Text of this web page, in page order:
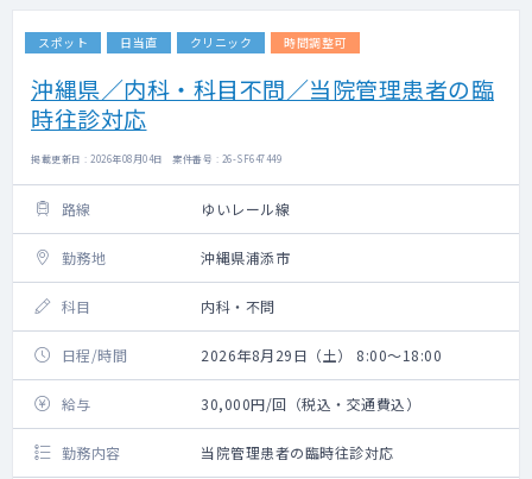
スポット 日当直 クリニック 時間調整可
沖縄県／内科・科目不問／当院管理患者の臨
時往診対応
掲載更新日 : 2026年08月04日 案件番号 : 26-SF647449
路線 ゆいレール線
勤務地 沖縄県浦添市
科目 内科・不問
日程/時間 2026年8月29日（土） 8:00～18:00
給与 30,000円/回（税込・交通費込）
勤務内容 当院管理患者の臨時往診対応